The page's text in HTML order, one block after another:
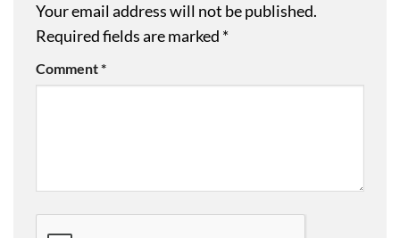
Your email address will not be published.
Required fields are marked *
Comment*